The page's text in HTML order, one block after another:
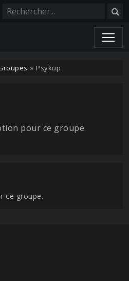
» Psykup
pour ce groupe.
ce groupe.